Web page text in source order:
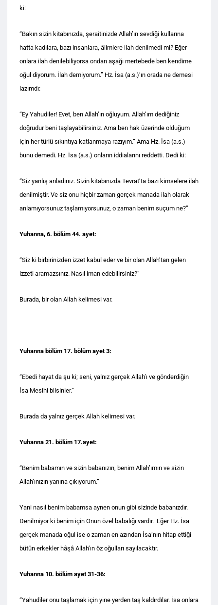
ki:
“Bakın sizin kitabınızda, şeraitinizde Allah’ın sevdiği kullarına
hatta kadılara, bazı insanlara, âlimlere ilah denilmedi mi? Eğer
onlara ilah denilebiliyorsa ondan aşağı mertebede ben kendime
oğul diyorum. İlah demiyorum.” Hz. İsa (a.s.)’ın orada ne demesi
lazımdı:
“Ey Yahudiler! Evet, ben Allah’ın oğluyum. Allah’ım dediğiniz
doğrudur beni taşlayabilirsiniz. Ama ben hak üzerinde olduğum
için her türlü sıkıntıya katlanmaya razıyım.” Ama Hz. İsa (a.s.)
bunu demedi. Hz. İsa (a.s.) onların iddialarını reddetti. Dedi ki:
“Siz yanlış anladınız. Sizin kitabınızda Tevrat’ta bazı kimselere ilah
denilmiştir. Ve siz onu hiçbir zaman gerçek manada ilah olarak
anlamıyorsunuz taşlamıyorsunuz, o zaman benim suçum ne?”
Yuhanna, 6. bölüm 44. ayet:
“Siz ki birbirinizden izzet kabul eder ve bir olan Allah’tan gelen
izzeti aramazsınız. Nasıl iman edebilirsiniz?”
Burada, bir olan Allah kelimesi var.
Yuhanna bölüm 17. bölüm ayet 3:
“Ebedi hayat da şu ki; seni, yalnız gerçek Allah’ı ve gönderdiğin
İsa Mesihi bilsinler.”
Burada da yalnız gerçek Allah kelimesi var.
Yuhanna 21. bölüm 17.ayet:
“Benim babamın ve sizin babanızın, benim Allah’ımın ve sizin
Allah’ınızın yanına çıkıyorum.”
Yani nasıl benim babamsa aynen onun gibi sizinde babanızdır.
Denilmiyor ki benim için Onun özel babalığı vardır. Eğer Hz. İsa
gerçek manada oğul ise o zaman en azından İsa’nın hitap ettiği
bütün erkekler hâşâ Allah’ın öz oğulları sayılacaktır.
Yuhanna 10. bölüm ayet 31-36:
“Yahudiler onu taşlamak için yine yerden taş kaldırdılar. İsa onlara